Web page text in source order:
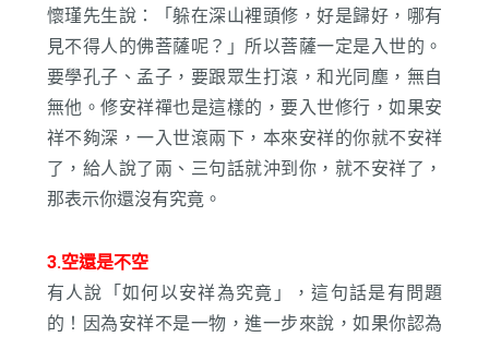
懷瑾先生說：「躲在深山裡頭修，好是歸好，哪有
見不得人的佛菩薩呢？」所以菩薩一定是入世的。
要學孔子、孟子，要跟眾生打滾，和光同塵，無自
無他。修安祥禪也是這樣的，要入世修行，如果安
祥不夠深，一入世滾兩下，本來安祥的你就不安祥
了，給人說了兩、三句話就沖到你，就不安祥了，
那表示你還沒有究竟。
3.空還是不空
有人說「如何以安祥為究竟」，這句話是有問題
的！因為安祥不是一物，進一步來說，如果你認為